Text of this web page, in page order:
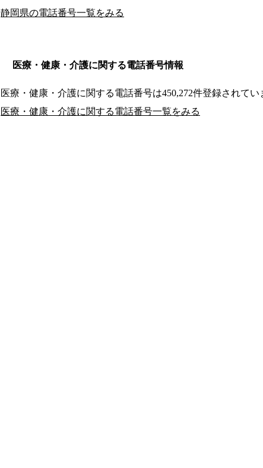
静岡県の電話番号一覧をみる
医療・健康・介護に関する電話番号情報
医療・健康・介護に関する電話番号は450,272件登録されてい
医療・健康・介護に関する電話番号一覧をみる